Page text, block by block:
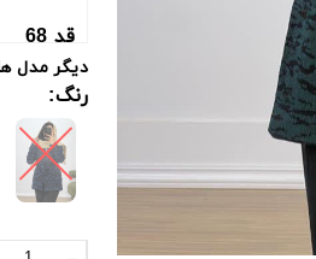
قد 68
دورسینه :102
دورباسن :
دوربازو :52
قدآستین
دیگر مدل
رنگ: